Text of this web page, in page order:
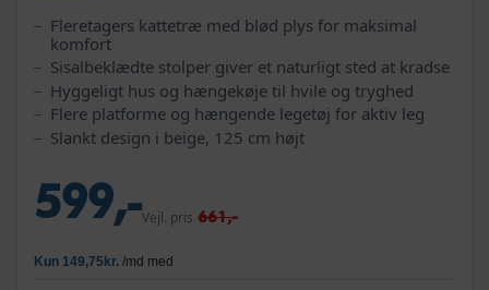
Fleretagers kattetræ med blød plys for maksimal
komfort
Sisalbeklædte stolper giver et naturligt sted at kradse
Hyggeligt hus og hængekøje til hvile og tryghed
Flere platforme og hængende legetøj for aktiv leg
Slankt design i beige, 125 cm højt
599,-Vejl. pris 661,-